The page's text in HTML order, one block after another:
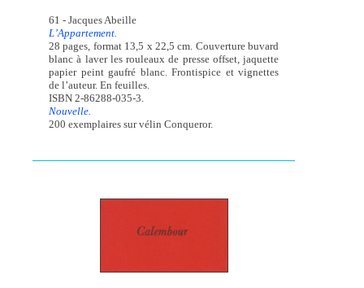
61 - Jacques Abeille
L’Appartement.
28 pages, format 13,5 x 22,5 cm. Couverture buvard
blanc à laver les rouleaux de presse offset, jaquette
papier peint gaufré blanc. Frontispice et vignettes
de l’auteur. En feuilles.
ISBN 2-86288-035-3.
Nouvelle.
200 exemplaires sur vélin Conqueror.